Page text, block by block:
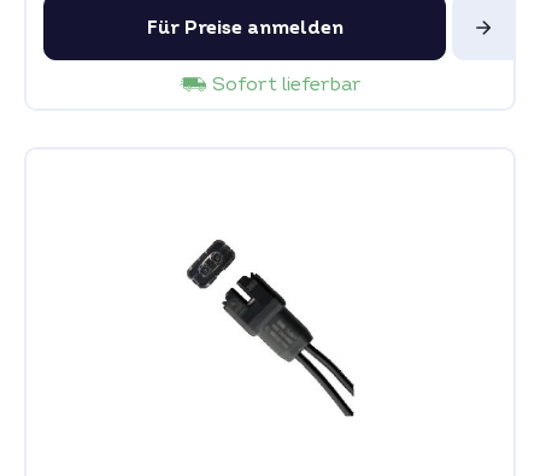
Für Preise anmelden
Sofort lieferbar